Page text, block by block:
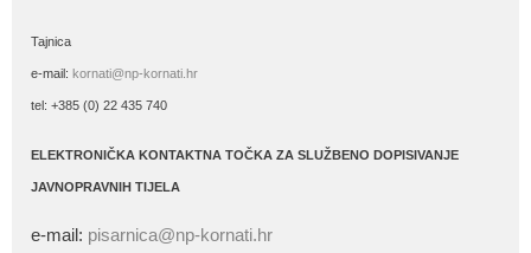
Tajnica
e-mail: kornati@np-kornati.hr
tel: +385 (0) 22 435 740
ELEKTRONIČKA KONTAKTNA TOČKA ZA SLUŽBENO DOPISIVANJE
JAVNOPRAVNIH TIJELA
e-mail: pisarnica@np-kornati.hr